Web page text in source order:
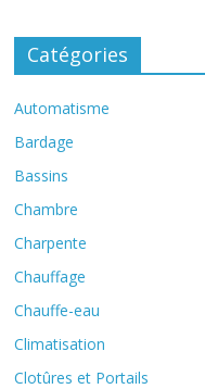
Catégories
Automatisme
Bardage
Bassins
Chambre
Charpente
Chauffage
Chauffe-eau
Climatisation
Clotûres et Portails